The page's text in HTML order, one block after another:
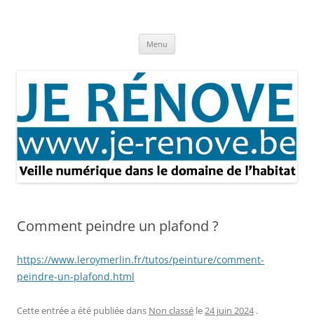
Menu
Comment peindre un plafond ?
https://www.leroymerlin.fr/tutos/peinture/comment-
peindre-un-plafond.html
Cette entrée a été publiée dans Non classé le24 juin 2024 .